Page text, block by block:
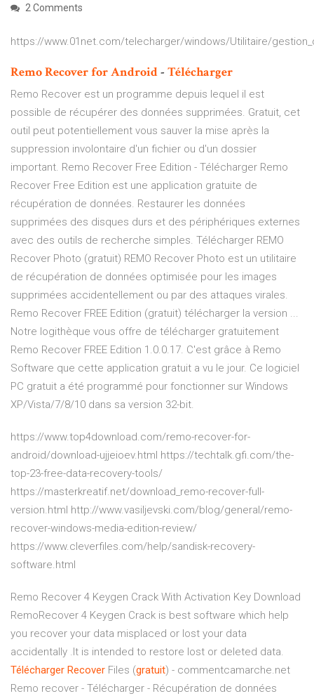
2 Comments
https://www.01net.com/telecharger/windows/Utilitaire/
RemoRecoverfor Android- Télécharger
Remo Recover est un programme depuis lequel il est
possible de récupérer des données supprimées. Gratuit, cet
outil peut potentiellement vous sauver la mise après la
suppression involontaire d'un fichier ou d'un dossier
important. Remo Recover Free Edition - Télécharger Remo
Recover Free Edition est une application gratuite de
récupération de données. Restaurer les données
supprimées des disques durs et des périphériques externes
avec des outils de recherche simples. Télécharger REMO
Recover Photo (gratuit) REMO Recover Photo est un utilitaire
de récupération de données optimisée pour les images
supprimées accidentellement ou par des attaques virales.
Remo Recover FREE Edition (gratuit) télécharger la version ...
Notre logithèque vous offre de télécharger gratuitement
Remo Recover FREE Edition 1.0.0.17. C'est grâce à Remo
Software que cette application gratuit a vu le jour. Ce logiciel
PC gratuit a été programmé pour fonctionner sur Windows
XP/Vista/7/8/10 dans sa version 32-bit.
https://www.top4download.com/remo-recover-for-
android/download-ujjeioev.html https://techtalk.gfi.com/the-
top-23-free-data-recovery-tools/
https://masterkreatif.net/download_remo-recover-full-
version.html http://www.vasiljevski.com/blog/general/remo-
recover-windows-media-edition-review/
https://www.cleverfiles.com/help/sandisk-recovery-
software.html
Remo Recover 4 Keygen Crack With Activation Key Download
RemoRecover 4 Keygen Crack is best software which help
you recover your data misplaced or lost your data
accidentally .It is intended to restore lost or deleted data.
Télécharger Recover Files (gratuit) - commentcamarche.net
Remo recover - Télécharger - Récupération de données